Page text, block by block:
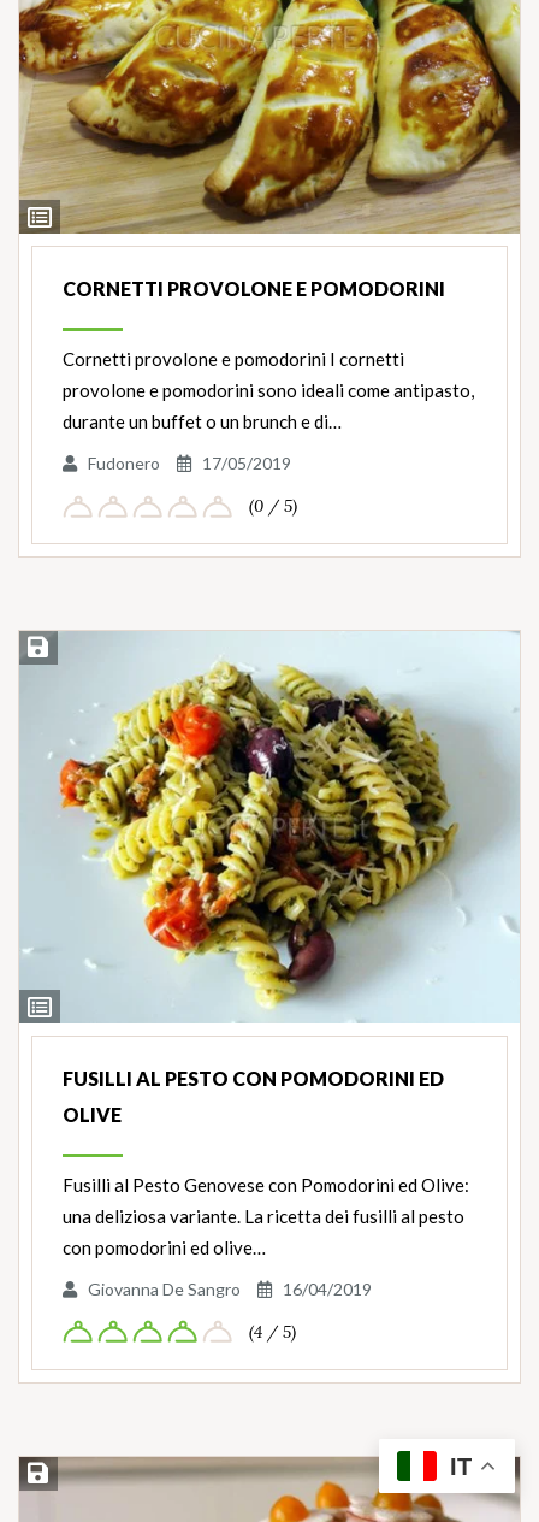
Ingredienti
CORNETTI PROVOLONE E POMODORINI
Cornetti provolone e pomodorini I cornetti
provolone e pomodorini sono ideali come antipasto,
durante un buffet o un brunch e di…
Fudonero 17/05/2019
(0 / 5)
Ingredienti
Salva ricetta
FUSILLI AL PESTO CON POMODORINI ED
OLIVE
Fusilli al Pesto Genovese con Pomodorini ed Olive:
una deliziosa variante. La ricetta dei fusilli al pesto
con pomodorini ed olive…
Giovanna De Sangro 16/04/2019
(4 / 5)
Salva ricetta IT